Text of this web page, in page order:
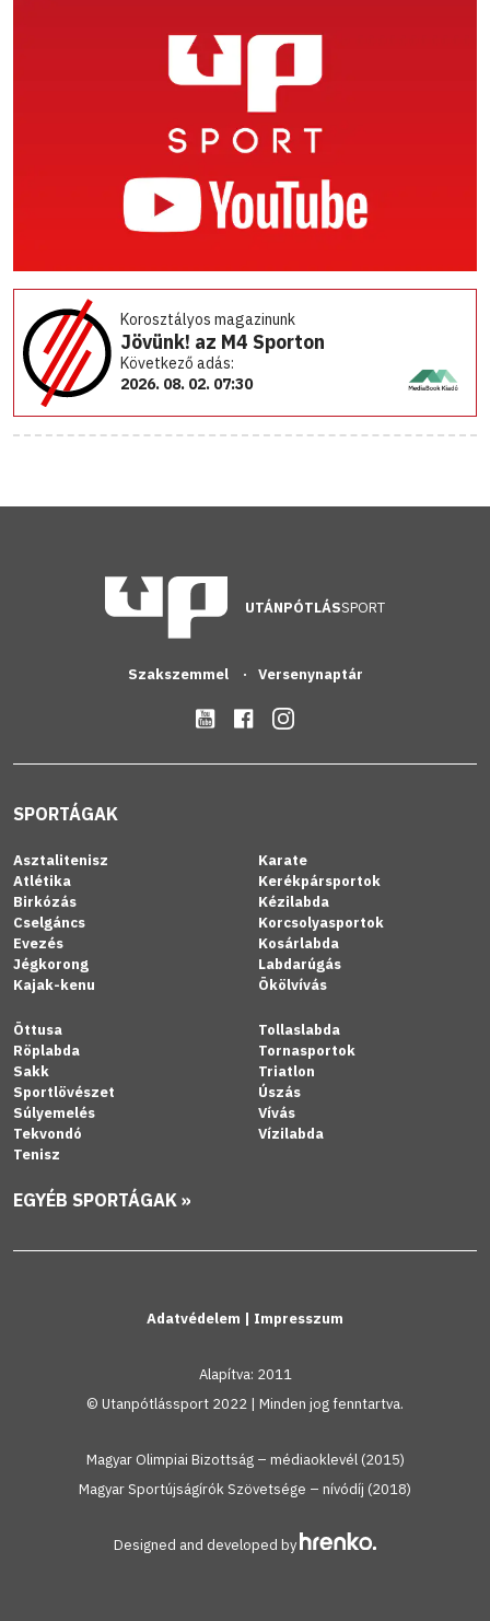
Korosztályos magazinunk
Jövünk! az M4 Sporton
Következő adás:
2026. 08. 02. 07:30
UTÁNPÓTLÁSSPORT
Szakszemmel Versenynaptár
SPORTÁGAK
Asztalitenisz
Atlétika
Birkózás
Cselgáncs
Evezés
Jégkorong
Kajak-kenu
Karate
Kerékpársportok
Kézilabda
Korcsolyasportok
Kosárlabda
Labdarúgás
Ökölvívás
Öttusa
Röplabda
Sakk
Sportlövészet
Súlyemelés
Tekvondó
Tenisz
Tollaslabda
Tornasportok
Triatlon
Úszás
Vívás
Vízilabda
EGYÉB SPORTÁGAK »
Adatvédelem | Impresszum
Alapítva: 2011
© Utanpótlássport 2022 | Minden jog fenntartva.
Magyar Olimpiai Bizottság – médiaoklevél (2015)
Magyar Sportújságírók Szövetsége – nívódíj (2018)
Designed and developed by